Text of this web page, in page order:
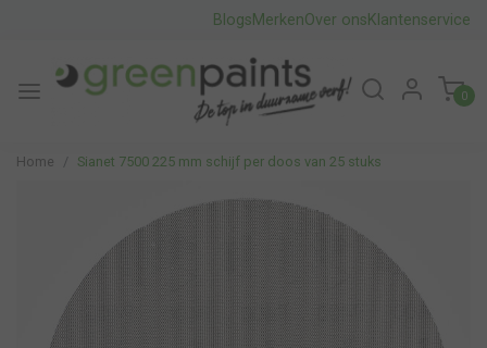
BlogsMerkenOver onsKlantenservice
0
Home Sianet 7500 225 mm schijf per doos van 25 stuks